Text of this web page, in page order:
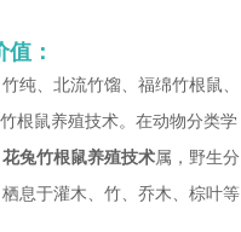
：
纯、北流竹馏、福绵竹根鼠、
根鼠养殖技术。在动物分类学
花兔竹根鼠养殖技术属，野生分
息于灌木、竹、乔木、棕叶等